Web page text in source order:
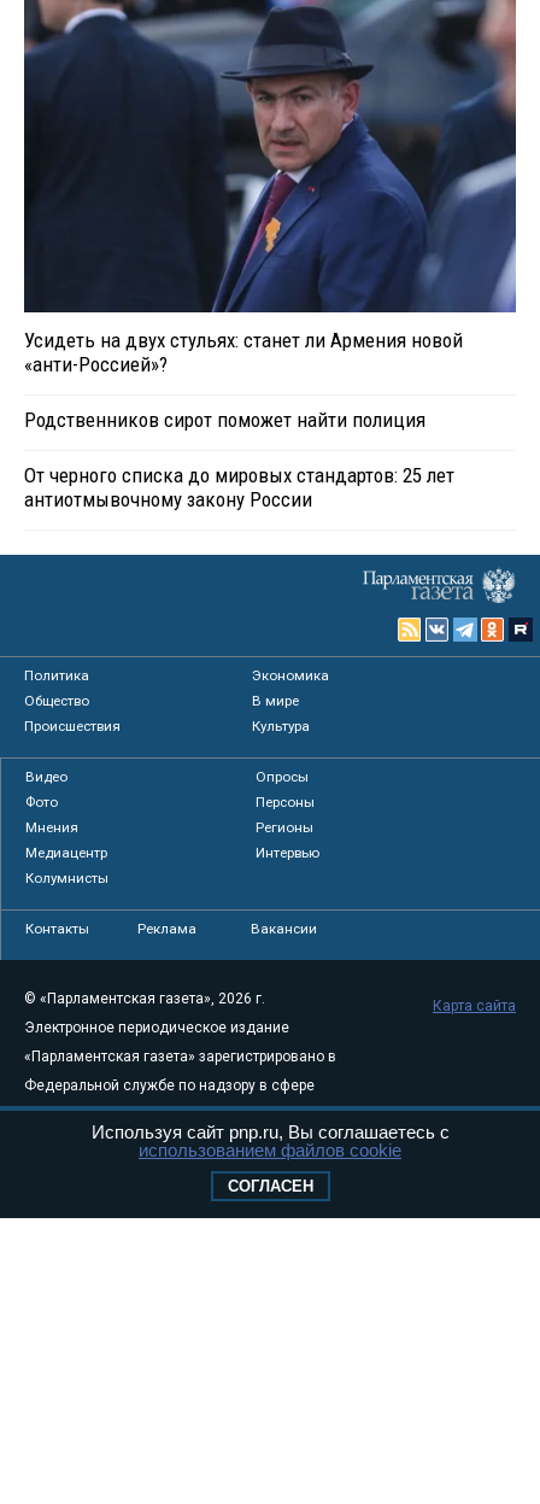
Усидеть на двух стульях: станет ли Армения новой
«анти-Россией»?
Родственников сирот поможет найти полиция
От черного списка до мировых стандартов: 25 лет
антиотмывочному закону России
Политика
Экономика
Общество
В мире
Происшествия
Культура
Видео
Опросы
Фото
Персоны
Мнения
Регионы
Медиацентр
Интервью
Колумнисты
Контакты Реклама Вакансии
© «Парламентская газета», 2026 г.
Электронное периодическое издание
«Парламентская газета» зарегистрировано в
Федеральной службе по надзору в сфере
связи, информационных технологий и
массовых коммуникаций (Роскомнадзор) 05
Свидетельство о регистрации Эл № ФС77-
Карта сайта
Используя сайт pnp.ru, Вы соглашаетесь с
использованием файлов cookie
СОГЛАСЕН